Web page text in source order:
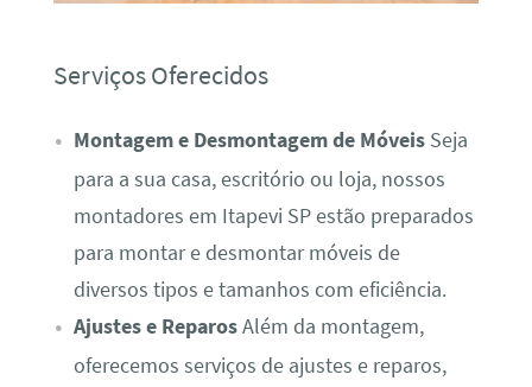
Serviços Oferecidos
Montagem e Desmontagem de MóveisSeja
para a sua casa, escritório ou loja, nossos
montadores em Itapevi SP estão preparados
para montar e desmontar móveis de
diversos tipos e tamanhos com eficiência.
Ajustes e ReparosAlém da montagem,
oferecemos serviços de ajustes e reparos,